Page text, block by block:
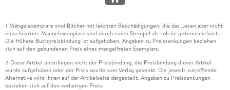
1 Mängelexemplare sind Bücher mit leichten Beschädigungen, die das Lesen aber nicht
einschränken. Mängelexemplare sind durch einen Stempel als solche gekennzeichnet.
Die frühere Buchpreisbindung ist aufgehoben. Angaben zu Preissenkungen beziehen
sich auf den gebundenen Preis eines mangelfreien Exemplars.
2 Diese Artikel unterliegen nicht der Preisbindung, die Preisbindung dieser Artikel
wurde aufgehoben oder der Preis wurde vom Verlag gesenkt. Die jeweils zutreffende
Alternative wird Ihnen auf der Artikelseite dargestellt. Angaben zu Preissenkungen
beziehen sich auf den vorherigen Preis.